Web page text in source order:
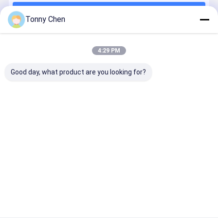
Machine d'inscription de laser de CO2
Machine UV d'inscription de laser
Machine d'inscription de laser de fibre
Machine de gravure au laser à cristaux 3D
Tonny Chen
4:29 PM
Good day, what product are you looking for?